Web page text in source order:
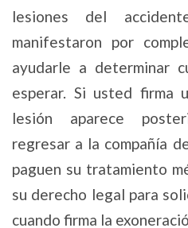
lesiones del
manifestaron por
ayudarle a determinar
esperar. Si usted firma
lesión aparece
regresar a la compañía
paguen su tratamiento
su derecho legal para
cuando firma la